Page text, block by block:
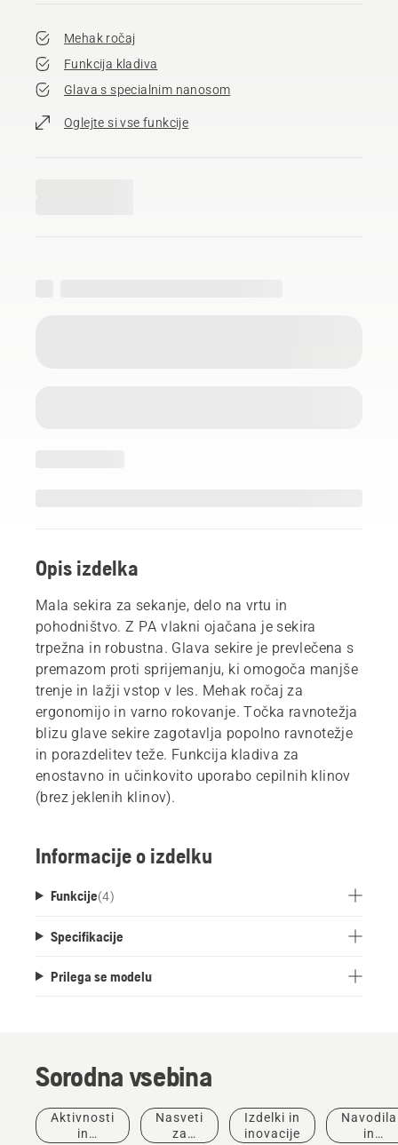
Mehak ročaj
Funkcija kladiva
Glava s specialnim nanosom
Oglejte si vse funkcije
Opis izdelka
Mala sekira za sekanje, delo na vrtu in
pohodništvo. Z PA vlakni ojačana je sekira
trpežna in robustna. Glava sekire je prevlečena s
premazom proti sprijemanju, ki omogoča manjše
trenje in lažji vstop v les. Mehak ročaj za
ergonomijo in varno rokovanje. Točka ravnotežja
blizu glave sekire zagotavlja popolno ravnotežje
in porazdelitev teže. Funkcija kladiva za
enostavno in učinkovito uporabo cepilnih klinov
(brez jeklenih klinov).
Informacije o izdelku
Funkcije(4)
Specifikacije
Prilega se modelu
Sorodna vsebina
Aktivnosti
in
Nasveti
za
Izdelki in
inovacije
Navodila
in